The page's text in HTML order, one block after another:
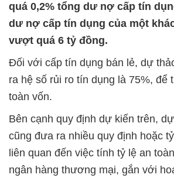
quá 0,2% tổng dư nợ cấp tín
dư nợ cấp tín dụng của một
vượt quá 6 tỷ đồng.
Đối với cấp tín dụng bán lẻ, dự
ra hệ số rủi ro tín dụng là 75%, để
toàn vốn.
Bên cạnh quy định dự kiến trên,
cũng đưa ra nhiều quy định hoặc
liên quan đến việc tính tỷ lệ an
ngân hàng thương mại, gắn với